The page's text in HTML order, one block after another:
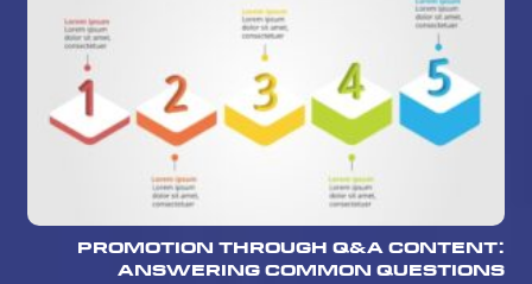
Promotion Through Q&A Content:
Answering Common Questions